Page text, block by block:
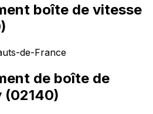
boîte de vitesse
)
de-France
de boîte de
(02140)